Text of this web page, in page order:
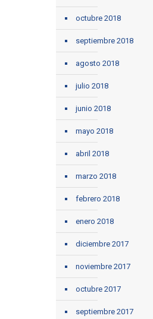
octubre 2018
septiembre 2018
agosto 2018
julio 2018
junio 2018
mayo 2018
abril 2018
marzo 2018
febrero 2018
enero 2018
diciembre 2017
noviembre 2017
octubre 2017
septiembre 2017